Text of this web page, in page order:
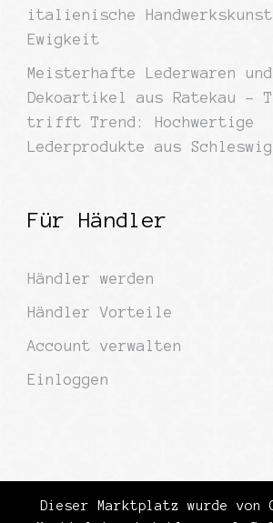
italienische
Ewigkeit
Meisterhafte Lederwaren und
Dekoartikel aus Ratekau –
trifft Trend: Hochwertige
Lederprodukte aus
Für Händler
Händler werden
Händler Vorteile
Account verwalten
Einloggen
Dieser Marktplatz wurde von